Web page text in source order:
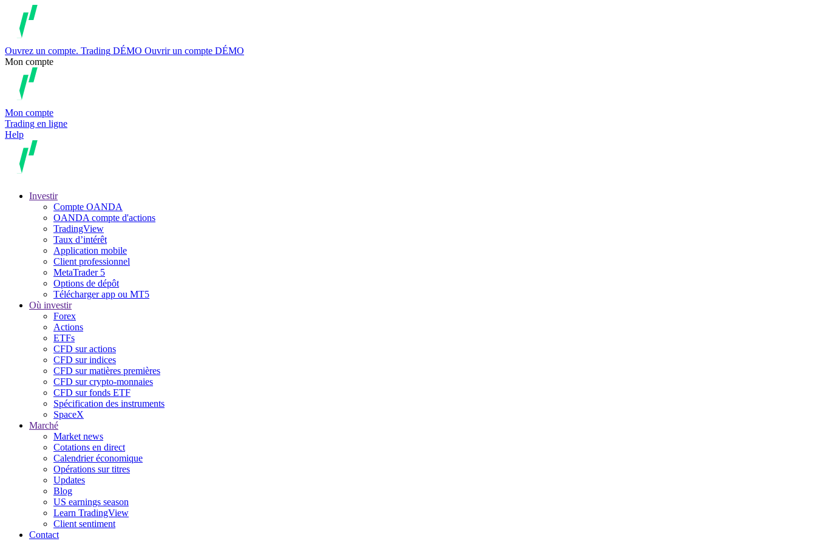
Ouvrez un compte. Trading DÉMO Ouvrir un compte DÉMO
Mon compte
Mon compte
Trading en ligne
Help
Investir
Compte OANDA
OANDA compte d'actions
TradingView
Taux d’intérêt
Application mobile
Client professionnel
MetaTrader 5
Options de dépôt
Télécharger app ou MT5
Où investir
Forex
Actions
ETFs
CFD sur actions
CFD sur indices
CFD sur matières premières
CFD sur crypto-monnaies
CFD sur fonds ETF
Spécification des instruments
SpaceX
Marché
Market news
Cotations en direct
Calendrier économique
Opérations sur titres
Updates
Blog
US earnings season
Learn TradingView
Client sentiment
Contact